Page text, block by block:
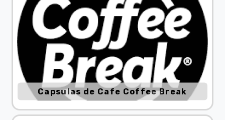
Capsulas de Cafe Coffee Break